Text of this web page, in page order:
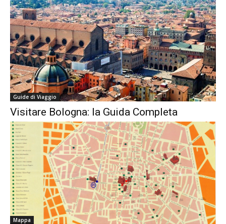
Guide di Viaggio
Visitare Bologna: la Guida Completa
Mappa